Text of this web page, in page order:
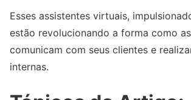
Esses assistentes virtuais,
estão revolucionando a forma como
comunicam com seus clientes e
internas.